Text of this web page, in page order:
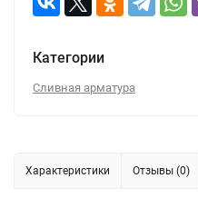
Категории
Сливная арматура
Характеристики Отзывы (0)